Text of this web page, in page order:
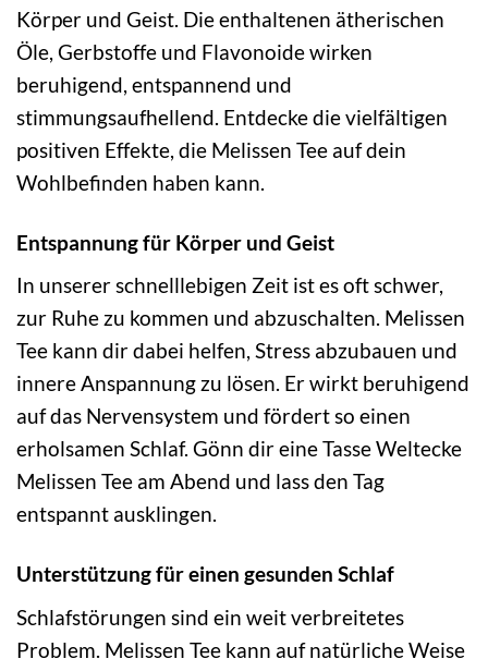
Körper und Geist. Die enthaltenen ätherischen
Öle, Gerbstoffe und Flavonoide wirken
beruhigend, entspannend und
stimmungsaufhellend. Entdecke die vielfältigen
positiven Effekte, die Melissen Tee auf dein
Wohlbefinden haben kann.
Entspannung für Körper und Geist
In unserer schnelllebigen Zeit ist es oft schwer,
zur Ruhe zu kommen und abzuschalten. Melissen
Tee kann dir dabei helfen, Stress abzubauen und
innere Anspannung zu lösen. Er wirkt beruhigend
auf das Nervensystem und fördert so einen
erholsamen Schlaf. Gönn dir eine Tasse Weltecke
Melissen Tee am Abend und lass den Tag
entspannt ausklingen.
Unterstützung für einen gesunden Schlaf
Schlafstörungen sind ein weit verbreitetes
Problem. Melissen Tee kann auf natürliche Weise